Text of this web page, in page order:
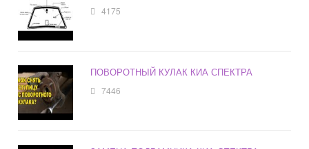
4175
ПОВОРОТНЫЙ КУЛАК КИА СПЕКТРА
7446